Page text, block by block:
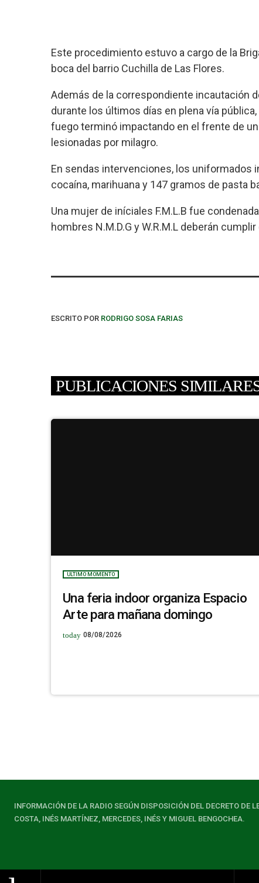
Este procedimiento estuvo a cargo de la
boca del barrio Cuchilla de Las Flores.
Además de la correspondiente incautación
durante los últimos días en plena vía
fuego terminó impactando en el frente de
lesionadas por milagro.
En sendas intervenciones, los uniformados
cocaína, marihuana y 147 gramos de pasta
Una mujer de iníciales F.M.L.B fue
hombres N.M.D.G y W.R.M.L deberán
ESCRITO POR RODRIGO SOSA FARIAS
PUBLICACIONES
ULTIMO MOMENTO
Una feria indoor organiza Espacio
Arte para mañana domingo
today 08/08/2026
INFORMACIÓN DE LA RADIO SEGÚN DISPOSICIÓN DEL DECRETO DE
COSTA, INÉS MARTÍNEZ, MERCEDES, INÉS Y MIGUEL BENGOCHEA.